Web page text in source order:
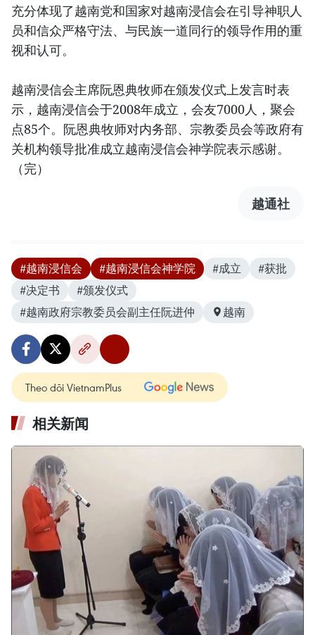
充分体现了越南党和国家对越南浸信会在引导神职人
员和信众严格守法、与民族一道同行的领导作用的重
视和认可。
越南浸信会主席阮恩典牧师在颁发仪式上发言时表
示，越南浸信会于2008年成立，会友7000人，聚会
点85个。阮恩典牧师对内务部、宗教委员会等政府有
关机构领导批准成立越南浸信会神学院表示感谢。
（完）
越通社
#越南浸信会 #越南浸信会神学院 #成立
#获批
#决定书
#颁发仪式
#越南政府宗教委员会副主任阮进仲
越南
Theo dõi VietnamPlus
相关新闻